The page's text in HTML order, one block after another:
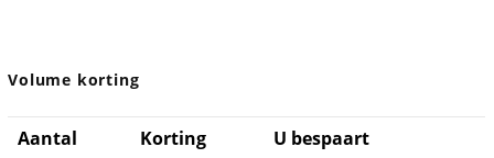
Volume korting
Aantal Korting
U bespaart